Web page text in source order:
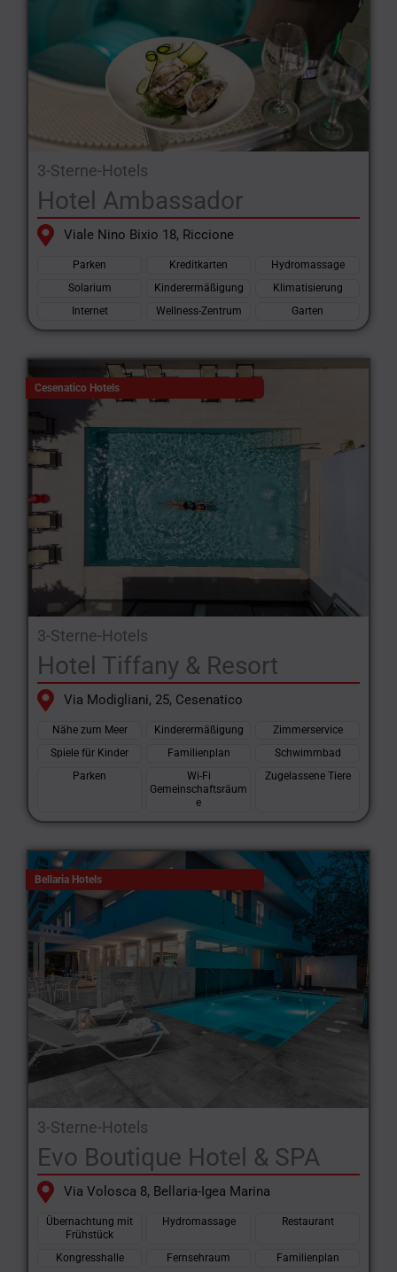
3-Sterne-Hotels
Hotel Ambassador
Viale Nino Bixio 18, Riccione
Parken Kreditkarten
Hydromassage
Solarium
Kinderermäßigung
Klimatisierung
Internet
Wellness-Zentrum Garten
Cesenatico Hotels
3-Sterne-Hotels
Hotel Tiffany & Resort
Via Modigliani, 25, Cesenatico
Nähe zum Meer Kinderermäßigung
Zimmerservice
Spiele für Kinder
Familienplan
Schwimmbad
Parken
Wi-Fi
Gemeinschaftsräum
e
Zugelassene Tiere
Bellaria Hotels
3-Sterne-Hotels
Evo Boutique Hotel & SPA
Via Volosca 8, Bellaria-Igea Marina
Übernachtung mit
Frühstück
Hydromassage Restaurant
Kongresshalle Fernsehraum Familienplan